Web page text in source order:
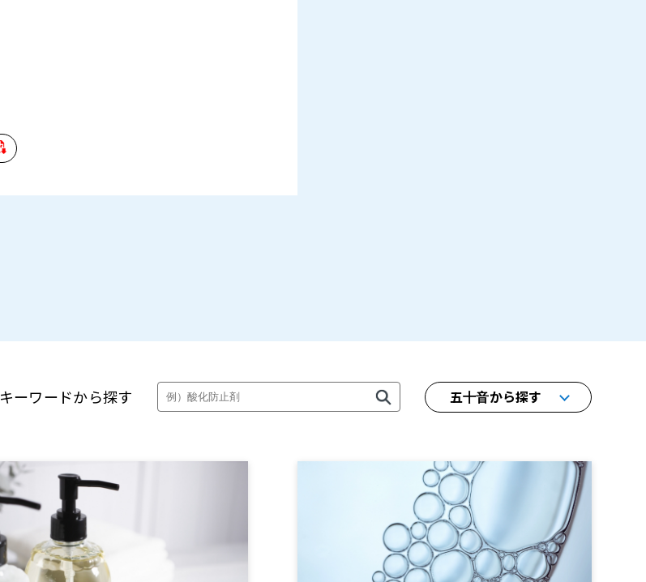
キーワードから探す 五十音から探す